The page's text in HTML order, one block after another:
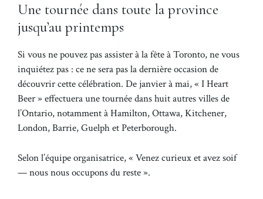
Une tournée dans toute la province
jusqu’au printemps
Si vous ne pouvez pas assister à la fête à Toronto, ne vous
inquiétez pas : ce ne sera pas la dernière occasion de
découvrir cette célébration. De janvier à mai, « I Heart
Beer » effectuera une tournée dans huit autres villes de
l’Ontario, notamment à Hamilton, Ottawa, Kitchener,
London, Barrie, Guelph et Peterborough.
Selon l’équipe organisatrice, « Venez curieux et avez soif
— nous nous occupons du reste ».